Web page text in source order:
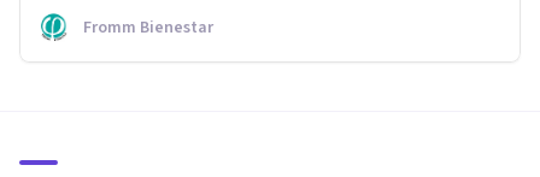
Fromm Bienestar